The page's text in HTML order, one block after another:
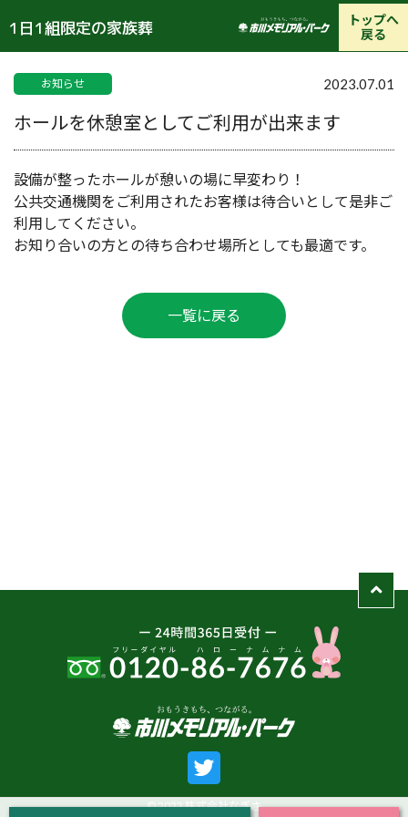
1日1組限定の家族葬
トップへ
戻る
お知らせ 2023.07.01
ホールを休憩室としてご利用が出来ます
設備が整ったホールが憩いの場に早変わり！
公共交通機関をご利用されたお客様は待合いとして是非ご
利用してください。
お知り合いの方との待ち合わせ場所としても最適です。
一覧に戻る
© 2023 株式会社なぎさ